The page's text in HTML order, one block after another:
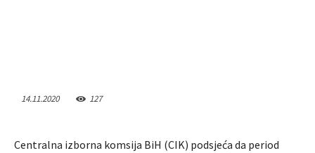
14.11.2020 127
Centralna izborna komsija BiH (CIK) podsjeća da period